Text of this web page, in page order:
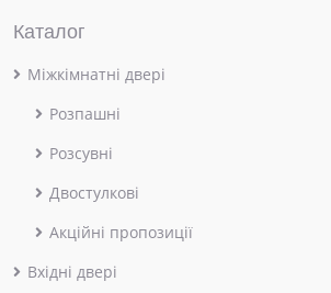
Каталог
Міжкімнатні двері
Розпашні
Розсувні
Двостулкові
Акційні пропозиції
Вхідні двері